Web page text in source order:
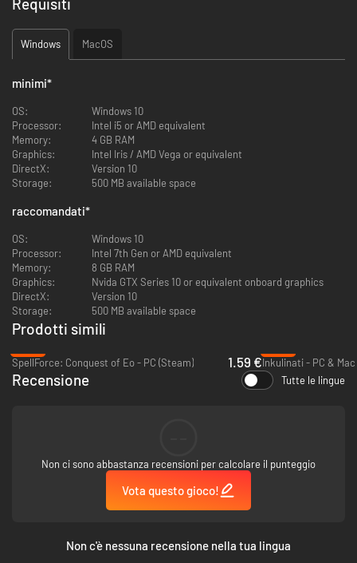
tainted shores of Idra to the gates of the Black Priory - and beyond?
Gather your party
secrets. And if the action is still a bit too hot to handle, auto-resolve to
Windows MacOS
minimi*
OS:
Windows 10
Processor:
Intel i5 or AMD equivalent
Memory:
4 GB RAM
Graphics:
Intel Iris / AMD Vega or equivalent
DirectX:
Version 10
Storage:
500 MB available space
raccomandati*
OS:
Windows 10
Processor:
Intel 7th Gen or AMD equivalent
Memory:
8 GB RAM
Graphics:
Nvida GTX Series 10 or equivalent onboard graphics
DirectX:
Version 10
Storage:
500 MB available space
Prodotti simili
SpellForce: Conquest of Eo - PC (Steam)
1.59 €Inkulinati - PC &
Recensione Tutte le lingue
Non ci sono abbastanza recensioni per calcolare il punteggio
Vota questo gioco!
Non c'è nessuna recensione nella tua lingua